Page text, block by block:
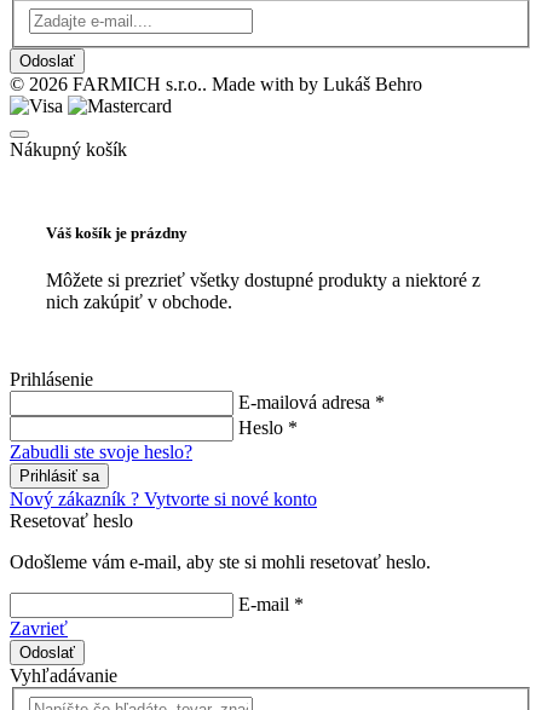
Odoslať
© 2026 FARMICH s.r.o.. Made with by Lukáš Behro
Nákupný košík
Váš košík je prázdny
Môžete si prezrieť všetky dostupné produkty a niektoré z
nich zakúpiť v obchode.
Prihlásenie
E-mailová adresa *
Heslo *
Zabudli ste svoje heslo?
Prihlásiť sa
Nový zákazník ? Vytvorte si nové konto
Resetovať heslo
Odošleme vám e-mail, aby ste si mohli resetovať heslo.
E-mail *
Zavrieť
Odoslať
Vyhľadávanie